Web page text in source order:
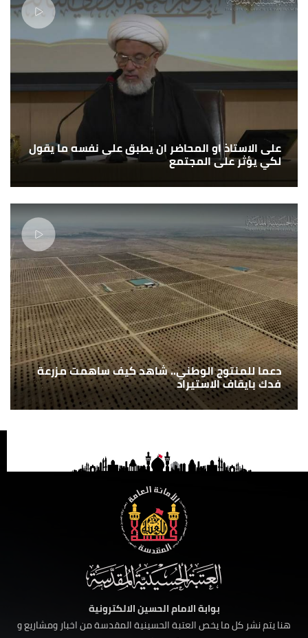
على الاستاذ او المحاضر ان يطبق على نفسه ما يقول
لكي يؤثر على المجتمع
دعما للمنتوج الوطني.. شاهد كيف ساهمت مزرعة
فدك بايقاف الاستيراد
بوابة الامام الحسين الالكترونية
هنا يتم نشر كل ما يخص العتبة الحسينية المقدسة من اخبار ومشاريع و